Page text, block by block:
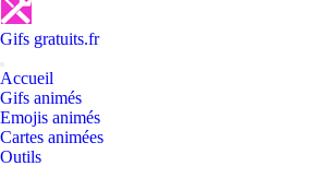
Gifs gratuits.fr
Accueil
Gifs animés
Emojis animés
Cartes animées
Outils